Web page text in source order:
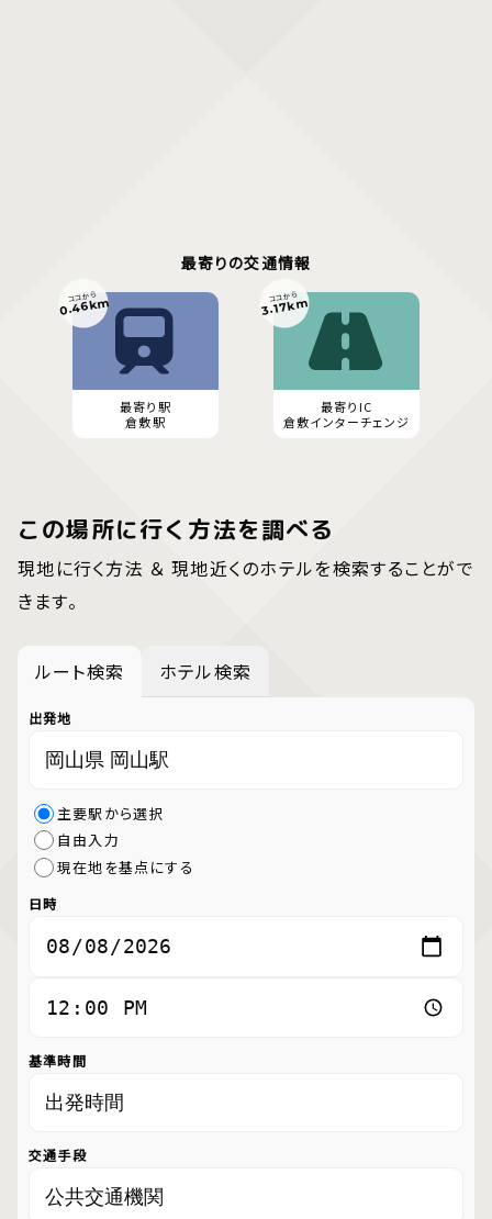
最寄りの交通情報
最寄り駅
倉敷駅
ココから
0.46km
最寄りIC
倉敷インターチェンジ
ココから
3.17km
この場所に行く方法を調べる
現地に行く方法 ＆ 現地近くのホテルを検索することがで
きます。
ルート検索 ホテル検索
出発地
主要駅から選択
自由入力
現在地を基点にする
日時
基準時間
交通手段